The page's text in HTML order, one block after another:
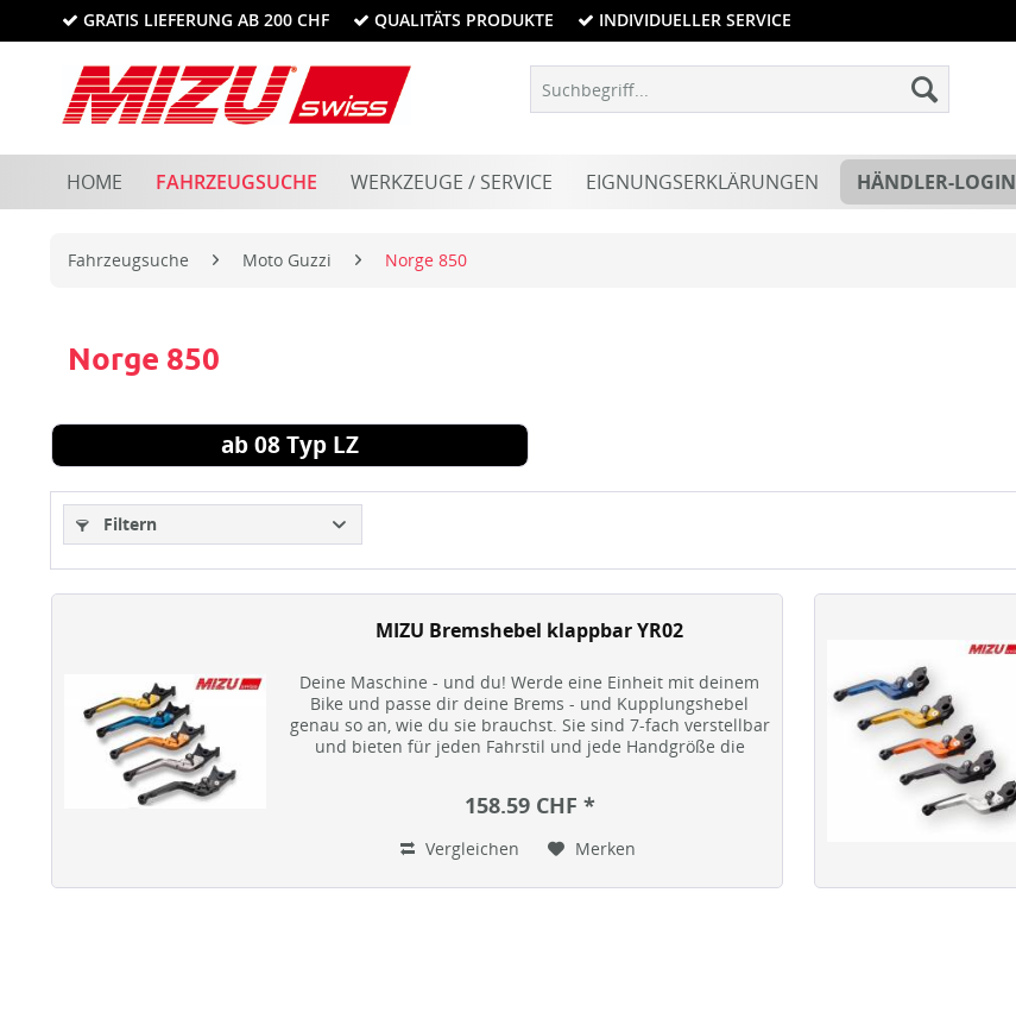
GRATIS LIEFERUNG AB 200 CHF QUALITÄTS PRODUKTE INDIVIDUELLER SERVICE
HOME FAHRZEUGSUCHE WERKZEUGE / SERVICE EIGNUNGSERKLÄRUNGEN HÄNDLER-LOGIN
Fahrzeugsuche Moto Guzzi Norge 850
Norge 850
ab 08 Typ LZ
Filtern
MIZU Bremshebel klappbar YR02
Deine Maschine - und du! Werde eine Einheit mit deinem
Bike und passe dir deine Brems - und Kupplungshebel
genau so an, wie du sie brauchst. Sie sind 7-fach verstellbar
und bieten für jeden Fahrstil und jede Handgröße die
158.59 CHF *
Vergleichen Merken